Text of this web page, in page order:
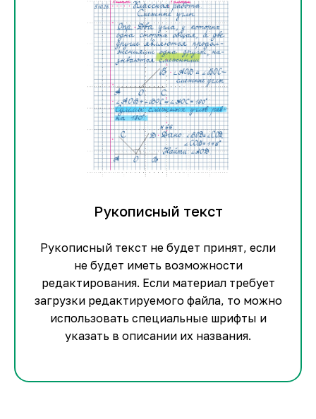
Рукописный текст
Рукописный текст не будет принят, если
не будет иметь возможности
редактирования. Если материал требует
загрузки редактируемого файла, то можно
использовать специальные шрифты и
указать в описании их названия.